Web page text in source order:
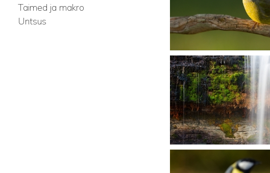
Taimed ja makro
Untsus